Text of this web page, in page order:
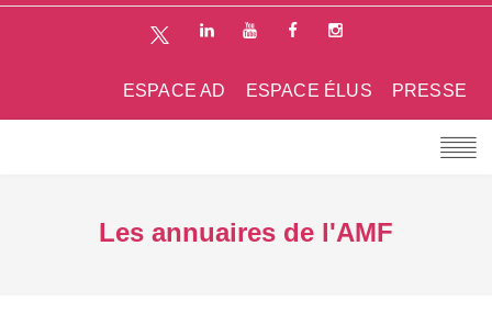
PRESSE
ESPACE ÉLUS
ESPACE AD
Les annuaires de l'AMF